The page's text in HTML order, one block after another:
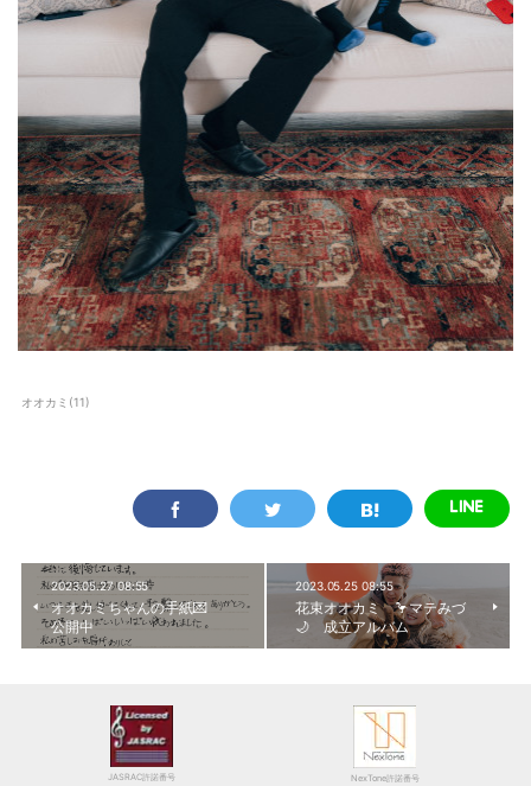
オオカミ (11)
2023.05.27 08:55
オオカミちゃんの手紙💌
公開中
2023.05.25 08:55
花束オオカミ 🦩マテみづ
🌙 成立アルバム